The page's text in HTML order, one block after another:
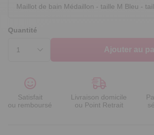
Quantité
Ajouter au
Satisfait
ou remboursé
Livraison domicile
ou Point Retrait